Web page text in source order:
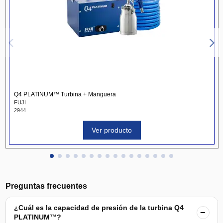
Q4 PLATINUM™ Turbina + Manguera
FUJI
2944
Ver producto
Preguntas frecuentes
¿Cuál es la capacidad de presión de la turbina Q4
PLATINUM™?
−